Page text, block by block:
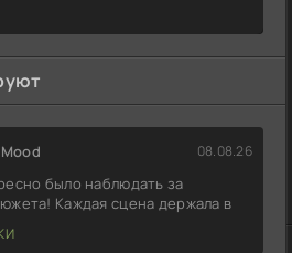
08.08.26
было наблюдать за
Каждая сцена держала в